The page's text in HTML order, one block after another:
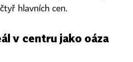
hlavních cen.
v centru jako oáza